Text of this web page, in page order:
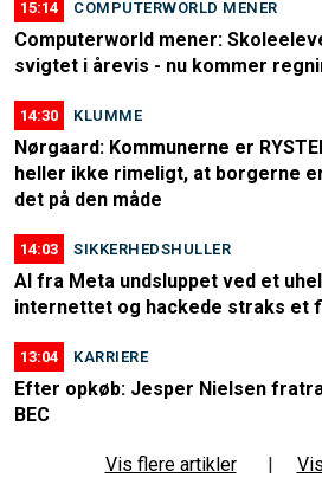
15:14 COMPUTERWORLD MENER
Computerworld mener:
svigtet i årevis - nu kommer
14:30 KLUMME
Nørgaard: Kommunerne er
heller ikke rimeligt, at borgerne
det på den måde
14:03 SIKKERHEDSHULLER
AI fra Meta undsluppet ved et
internettet og hackede straks et
13:04 KARRIERE
Efter opkøb: Jesper Nielsen
BEC
Vis flere artikler |